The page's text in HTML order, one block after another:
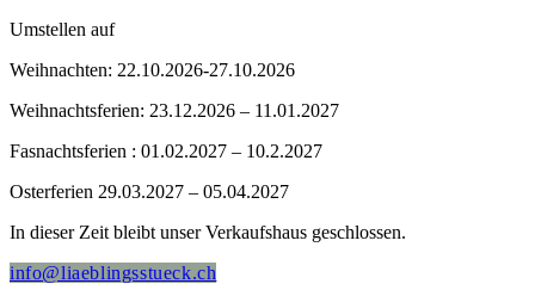
Umstellen auf
Weihnachten: 22.10.2026-27.10.2026
Weihnachtsferien: 23.12.2026 – 11.01.2027
Fasnachtsferien : 01.02.2027 – 10.2.2027
Osterferien 29.03.2027 – 05.04.2027
In dieser Zeit bleibt unser Verkaufshaus geschlossen.
info@liaeblingsstueck.ch